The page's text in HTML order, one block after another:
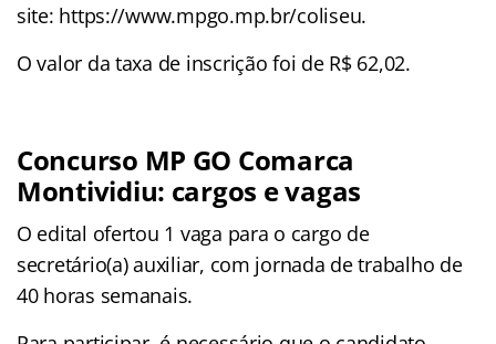
site: https://www.mpgo.mp.br/coliseu.
O valor da taxa de inscrição foi de R$ 62,02.
Concurso MP GO Comarca
Montividiu: cargos e vagas
O edital ofertou 1 vaga para o cargo de
secretário(a) auxiliar, com jornada de trabalho de
40 horas semanais.